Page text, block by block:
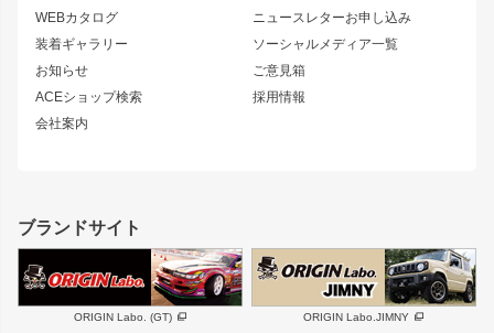
WEBカタログ
装着ギャラリー
お知らせ
ACEショップ検索
会社案内
ニュースレターお申し込み
ソーシャルメディア一覧
ご意見箱
採用情報
S13 シルビア
180SX
シルエイティ
ローレル
セフィーロ
キャラバン
スズキ
GS350
SC
スバル 三菱
デリカ D:5
ジムニーパーツ
ホイール
MUD-S7
MUD-SR7
まつど家 鉄漢
ボンネット
フェンダー
サイドパーツ
リアゲート
メンテナンスパーツ
ハイエースパーツ
ブランドサイト
ORIGIN Labo. (GT) ORIGIN Labo.JIMNY